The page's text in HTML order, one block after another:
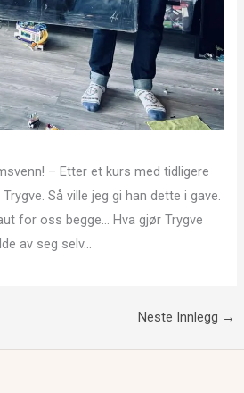
– Etter et kurs med tidligere
Så ville jeg gi han dette i gave.
for oss begge… Hva gjør Trygve
av seg selv…
Neste Innlegg →